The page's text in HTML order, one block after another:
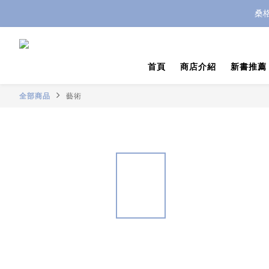
桑
首頁 商店介紹 新書推薦
全部商品 藝術